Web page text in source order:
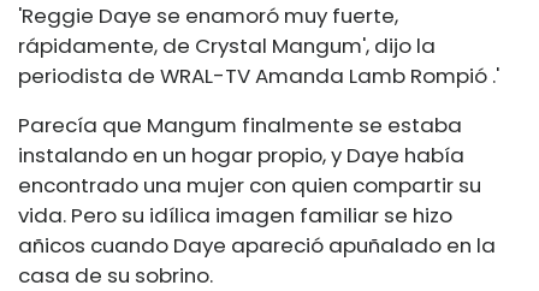
'Reggie Daye se enamoró muy fuerte,
rápidamente, de Crystal Mangum', dijo la
periodista de WRAL-TV Amanda Lamb Rompió .'
Parecía que Mangum finalmente se estaba
instalando en un hogar propio, y Daye había
encontrado una mujer con quien compartir su
vida. Pero su idílica imagen familiar se hizo
añicos cuando Daye apareció apuñalado en la
casa de su sobrino.